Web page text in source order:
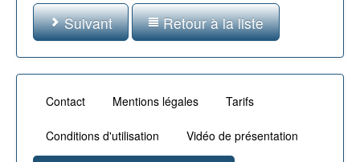
Suivant Retour à la liste
Contact Mentions légales Tarifs
Conditions d'utilisation Vidéo de présentation